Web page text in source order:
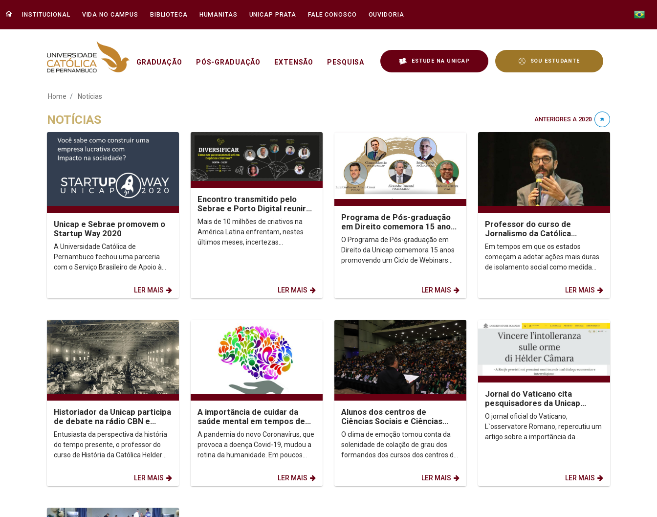
INSTITUCIONAL VIDA NO CAMPUS BIBLIOTECA HUMANITAS UNICAP PRATA FALE CONOSCO OUVIDORIA
GRADUAÇÃO PÓS-GRADUAÇÃO EXTENSÃO PESQUISA ESTUDE NA UNICAP SOU ESTUDANTE
Notícias - Unicap
Home Notícias
NOTÍCIAS ANTERIORES A 2020
Unicap e Sebrae promovem o
Startup Way 2020
A Universidade Católica de
Pernambuco fechou uma parceria
com o Serviço Brasileiro de Apoio à
PE) para realizar uma edição...LER MAIS
Encontro transmitido pelo
Sebrae e Porto Digital reunirá
experts da Economia e
Empreendedorismo...
Mais de 10 milhões de criativos na
América Latina enfrentam, nestes
últimos meses, incertezas
LER MAIS
Programa de Pós-graduação
em Direito comemora 15 anos
com série de webninars
O Programa de Pós-graduação em
Direito da Unicap comemora 15 anos
promovendo um Ciclo de Webinars
LER MAIS
Professor do curso de
Jornalismo da Católica
entrevista Drauzio Varella em
programa especial...
Em tempos em que os estados
começam a adotar ações mais duras
de isolamento social como medida
LER MAIS
Historiador da Unicap participa
de debate na rádio CBN e
reflete experiências de
cooperação e...
Entusiasta da perspectiva da história
do tempo presente, o professor do
curso de História da Católica Helder
LER MAIS
A importância de cuidar da
saúde mental em tempos de
confinamento
A pandemia do novo Coronavírus, que
provoca a doença Covid-19, mudou a
rotina da humanidade. Em poucos
LER MAIS
Alunos dos centros de
Ciências Sociais e Ciências
Biológicas e Saúde participam
da segunda noite...
O clima de emoção tomou conta da
solenidade de colação de grau dos
formandos dos cursos dos centros de
LER MAIS
Jornal do Vaticano cita
pesquisadores da Unicap
como referências em diálogo
inter-religioso
O jornal oficial do Vaticano,
L`osservatore Romano, repercutiu um
artigo sobre a importância da
LER MAIS